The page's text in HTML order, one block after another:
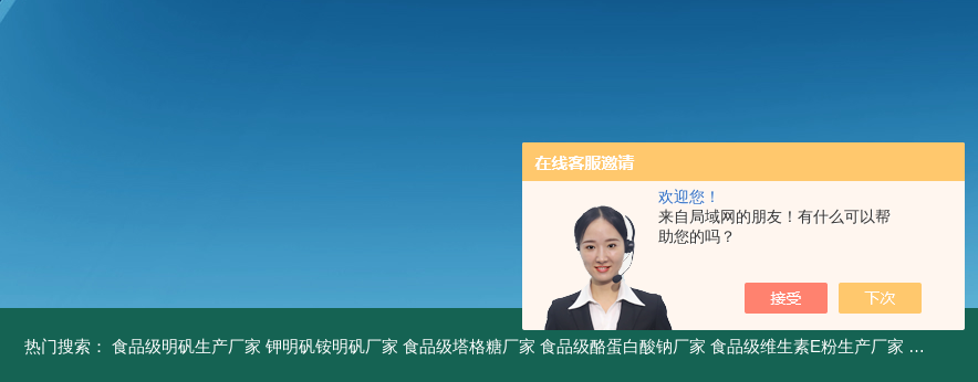
欢迎您！
来自局域网的朋友！有什么可以帮
助您的吗？
热门搜索： 食品级明矾生产厂家 钾明矾铵明矾厂家 食品级塔格糖厂家 食品级酪蛋白酸钠厂家 食品级维生素E粉生产厂家 食品级